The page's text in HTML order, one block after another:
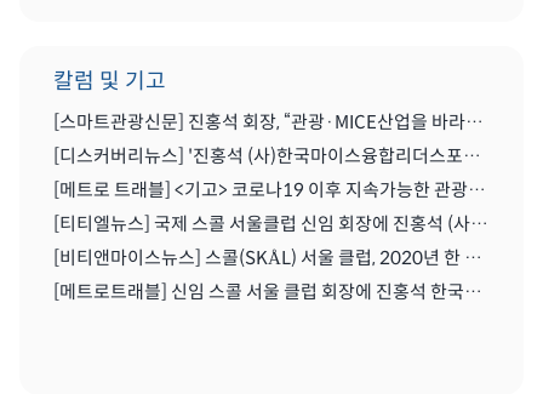
칼럼 및 기고
[스마트관광신문] 진홍석 회장, “관광·MICE산업을 바라보는 가치의 전환을 위해 노력이 필요한 시기” | 2021.04.29
[디스커버리뉴스] '진홍석 (사)한국마이스융합리더스포럼 회장',"코로나를 또다른 기회로" | 2020.07.06
[메트로 트래블] <기고> 코로나19 이후 지속가능한 관광마이스산업과 'MICE 5.0' | 2020.06.28
[티티엘뉴스] 국제 스콜 서울클럽 신임 회장에 진홍석 (사)한국마이스융합리더스포럼 회장 | 2019.12.13
[비티앤마이스뉴스] 스콜(SKÅL) 서울 클럽, 2020년 한 해 동안 이끌 새 임원진 구성하다 | 2019.12.13
[메트로트래블] 신임 스콜 서울 클럽 회장에 진홍석 한국마이스융합리더스포럼회장 선출 | 2019.12.22